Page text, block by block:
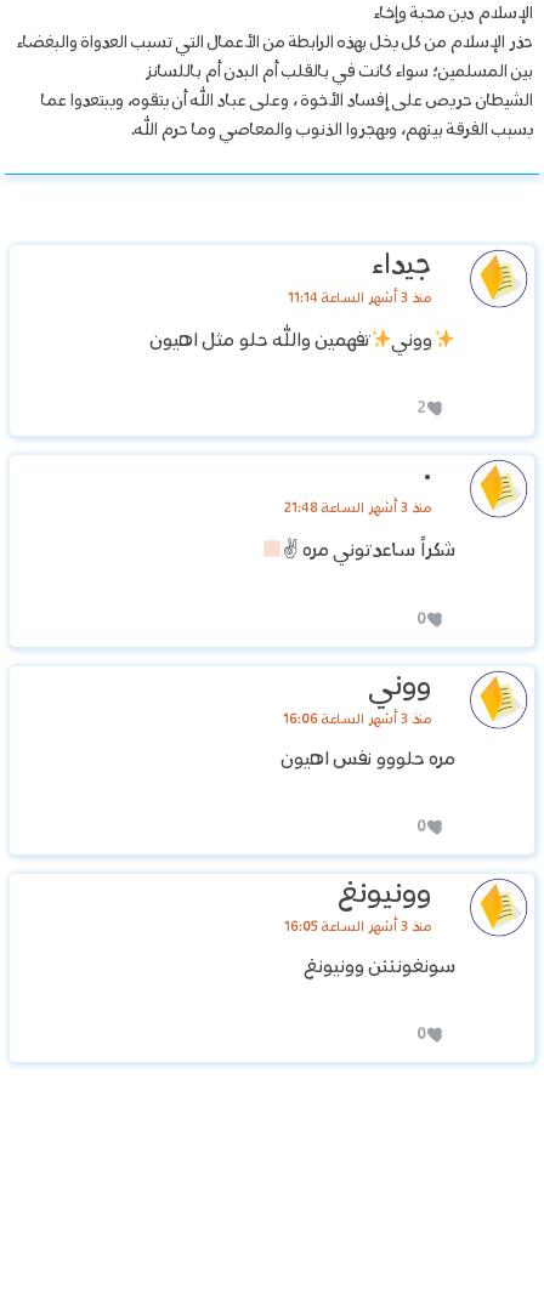
الإسلام دين محبة وإخاء
حذر الإسلام من كل يخل بهذه الرابطة من الأعمال التي تسبب العدواة والبغضاء
بين المسلمين؛ سواء كانت في بالقلب أم البدن أم باللسانز
الشيطان حريص على إفساد الأخوة ، وعلى عباد الله أن يتقوه، ويبتعدوا عما
يسبب الفرقة بينهم، ويهجروا الذنوب والمعاصي وما حرم الله.
جيداء
منذ 3 أشهر الساعة 11:14
ووني تفهمين والله حلو مثل اهيون
2
٠
منذ 3 أشهر الساعة 21:48
شكراً ساعدتوني مره ✌
0
ووني
منذ 3 أشهر الساعة 16:06
مره حلووو نفس اهيون
0
وونيونغ
منذ 3 أشهر الساعة 16:05
سونغونننن وونيونغ
0